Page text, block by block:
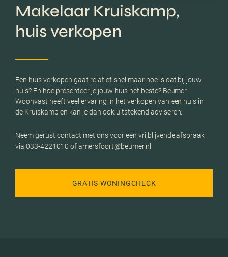
Makelaar Kruiskamp,
huis verkopen
Een huisverkopen gaat relatief snel maar hoe is dat bij jouw
huis? En hoe presenteer je jouw huis het beste? Beumer
Woonvast heeft veel ervaring in het verkopen van een huis in
de Kruiskamp en kan je dan ook uitstekend adviseren.
Neem gerust contact met ons voor een vrijblijvende afspraak
via 033-4221010 of amersfoort@beumer.nl.
GRATIS WONINGCHECK